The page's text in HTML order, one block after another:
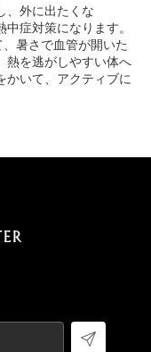
、外に出たくな
症対策になります。
暑さで血管が開いた
熱を逃がしやすい体へ
かいて、アクティブに